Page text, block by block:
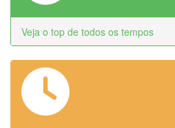
Veja o top de todos os tempos